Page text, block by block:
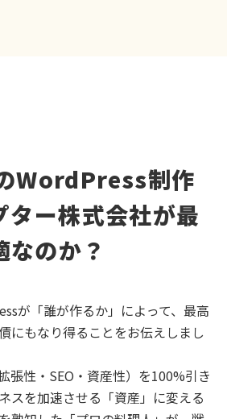
WordPress制作
ター株式会社が最
なのか？
が「誰が作るか」によって、最高
にもなり得ることをお伝えしまし
張性・SEO・資産性）を100%引き
スを加速させる「資産」に変える